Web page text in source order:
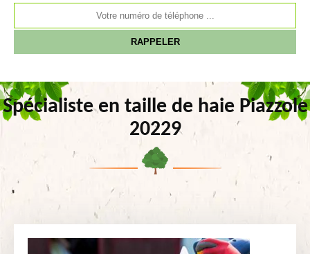
Spécialiste en taille de haie Piazzole
20229